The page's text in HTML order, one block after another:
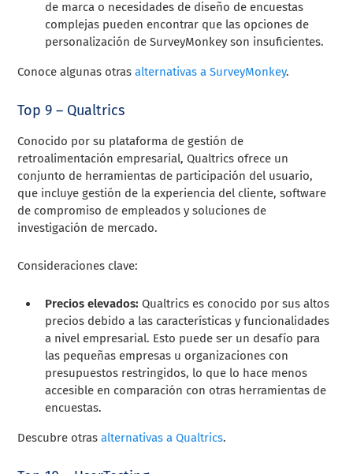
de marca o necesidades de diseño de encuestas
complejas pueden encontrar que las opciones de
personalización de SurveyMonkey son insuficientes.
Conoce algunas otrasalternativas a SurveyMonkey.
Top 9 – Qualtrics
Conocido por su plataforma de gestión de
retroalimentación empresarial, Qualtrics ofrece un
conjunto de herramientas de participación del usuario,
que incluye gestión de la experiencia del cliente, software
de compromiso de empleados y soluciones de
investigación de mercado.
Consideraciones clave:
Precios elevados: Qualtrics es conocido por sus altos
precios debido a las características y funcionalidades
a nivel empresarial. Esto puede ser un desafío para
las pequeñas empresas u organizaciones con
presupuestos restringidos, lo que lo hace menos
accesible en comparación con otras herramientas de
encuestas.
Descubre otrasalternativas a Qualtrics.